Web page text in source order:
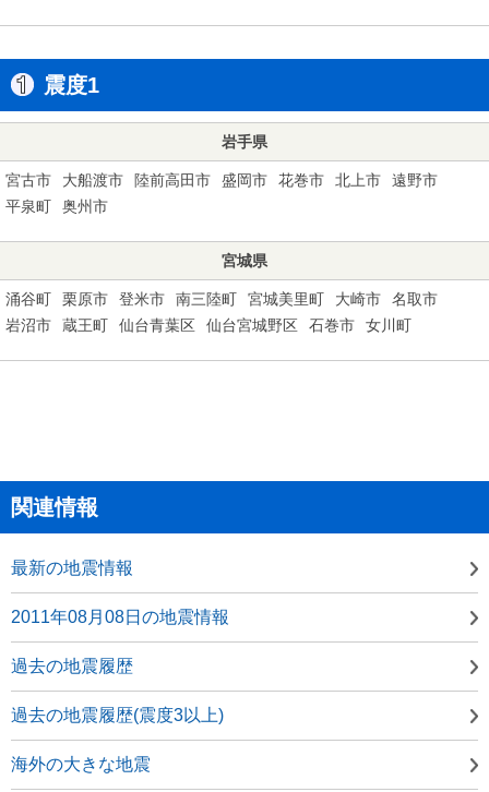
震度1
岩手県
宮古市 大船渡市 陸前高田市 盛岡市 花巻市 北上市
遠野市
平泉町
奥州市
宮城県
涌谷町 栗原市 登米市 南三陸町 宮城美里町 大崎市
名取市
岩沼市
蔵王町 仙台青葉区 仙台宮城野区 石巻市 女川町
関連情報
最新の地震情報
2011年08月08日の地震情報
過去の地震履歴
過去の地震履歴(震度3以上)
海外の大きな地震